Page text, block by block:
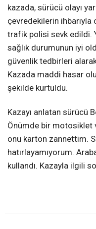
kazada, sürücü olayı
çevredekilerin ihbarıyla
trafik polisi sevk edildi.
sağlık durumunun iyi
güvenlik tedbirleri
Kazada maddi hasar
şekilde kurtuldu.
Kazayı anlatan sürücü
Önümde bir motosiklet
onu karton zannettim.
hatırlayamıyorum.
kullandı. Kazayla ilgili